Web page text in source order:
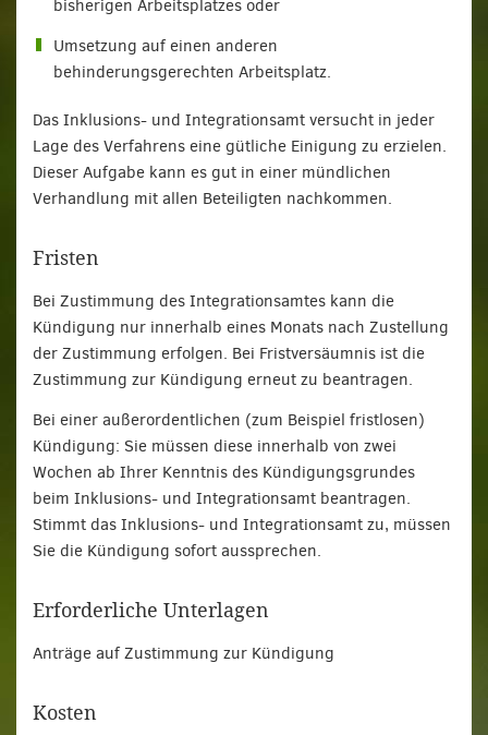
bisherigen Arbeitsplatzes oder
Umsetzung auf einen anderen
behinderungsgerechten Arbeitsplatz.
Das Inklusions- und Integrationsamt versucht in jeder
Lage des Verfahrens eine gütliche Einigung zu erzielen.
Dieser Aufgabe kann es gut in einer mündlichen
Verhandlung mit allen Beteiligten nachkommen.
Fristen
Bei Zustimmung des Integrationsamtes kann die
Kündigung nur innerhalb eines Monats nach Zustellung
der Zustimmung erfolgen. Bei Fristversäumnis ist die
Zustimmung zur Kündigung erneut zu beantragen.
Bei einer außerordentlichen (zum Beispiel fristlosen)
Kündigung: Sie müssen diese innerhalb von zwei
Wochen ab Ihrer Kenntnis des Kündigungsgrundes
beim Inklusions- und Integrationsamt beantragen.
Stimmt das Inklusions- und Integrationsamt zu, müssen
Sie die Kündigung sofort aussprechen.
Erforderliche Unterlagen
Anträge auf Zustimmung zur Kündigung
Kosten